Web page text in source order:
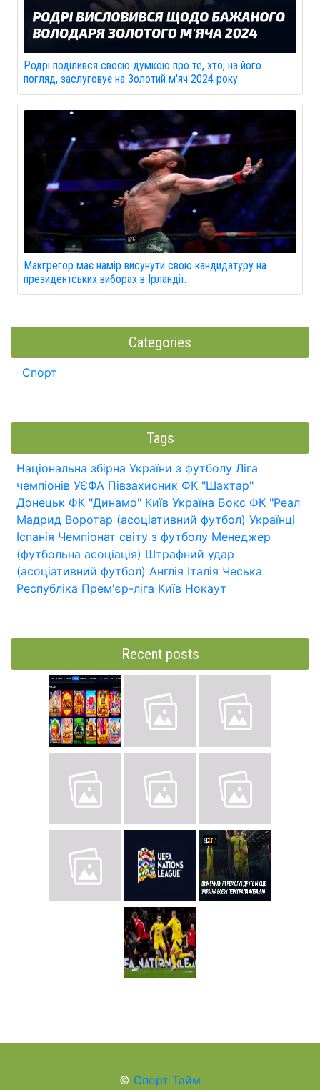
Родрі поділився своєю думкою про те, хто, на його
погляд, заслуговує на Золотий м'яч 2024 року.
Макгрегор має намір висунути свою кандидатуру на
президентських виборах в Ірландії.
Categories
Спорт
Tags
Національна збірна України з футболу Ліга
чемпіонів УЄФА Півзахисник ФК "Шахтар"
Донецьк ФК "Динамо" Київ Україна Бокс ФК "Реал
Мадрид Воротар (асоціативний футбол) Українці
Іспанія Чемпіонат світу з футболу Менеджер
(футбольна асоціація) Штрафний удар
(асоціативний футбол) Англія Італія Чеська
Республіка Прем'єр-ліга Київ Нокаут
Recent posts
© Спорт Тайм